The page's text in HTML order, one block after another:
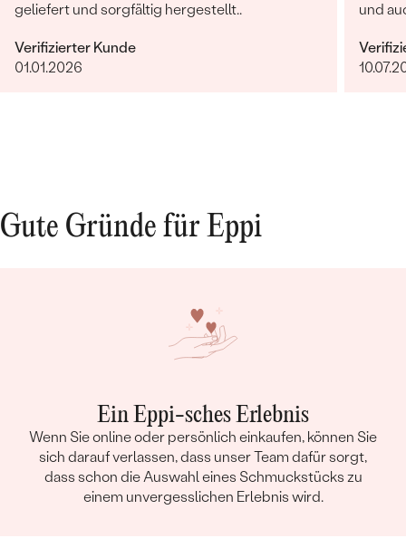
geliefert und sorgfältig hergestellt..
Verifizierter Kunde
01.01.2026
und
Gute Gründe für Eppi
Ein Eppi-sches Erlebnis
Wenn Sie online oder persönlich einkaufen, können Sie
sich darauf verlassen, dass unser Team dafür sorgt,
dass schon die Auswahl eines Schmuckstücks zu
einem unvergesslichen Erlebnis wird.